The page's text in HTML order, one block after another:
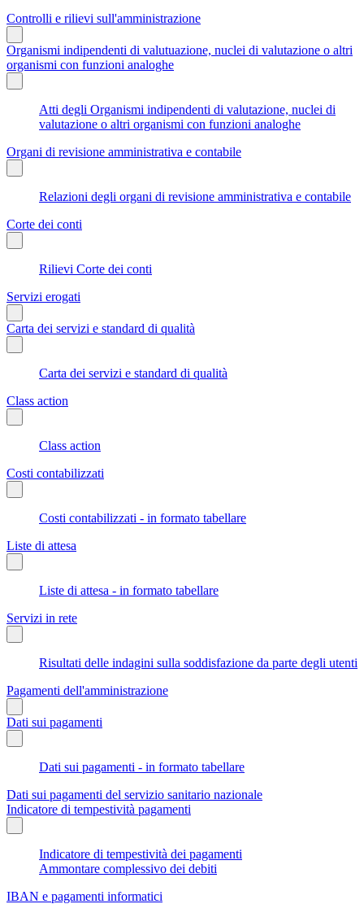
Controlli e rilievi sull'amministrazione
Organismi indipendenti di valutuazione, nuclei di valutazione o altri
organismi con funzioni analoghe
Atti degli Organismi indipendenti di valutazione, nuclei di
valutazione o altri organismi con funzioni analoghe
Organi di revisione amministrativa e contabile
Relazioni degli organi di revisione amministrativa e contabile
Corte dei conti
Rilievi Corte dei conti
Servizi erogati
Carta dei servizi e standard di qualità
Carta dei servizi e standard di qualità
Class action
Class action
Costi contabilizzati
Costi contabilizzati - in formato tabellare
Liste di attesa
Liste di attesa - in formato tabellare
Servizi in rete
Risultati delle indagini sulla soddisfazione da parte degli utenti
Pagamenti dell'amministrazione
Dati sui pagamenti
Dati sui pagamenti - in formato tabellare
Dati sui pagamenti del servizio sanitario nazionale
Indicatore di tempestività pagamenti
Indicatore di tempestività dei pagamenti
Ammontare complessivo dei debiti
IBAN e pagamenti informatici